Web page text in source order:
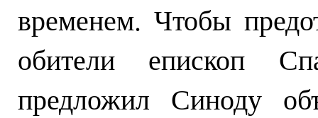
временем. Чтобы
обители епископ
предложил Синоду